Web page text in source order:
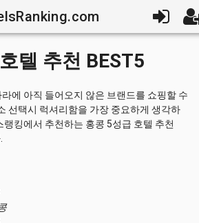
텔 추천 BEST5
에 아직 들어오지 않은 브랜드를 쇼핑할 수
선택시 럭셔리함을 가장 중요하게 생각하
킹에서 추천하는 홍콩 5성급 호텔 추천